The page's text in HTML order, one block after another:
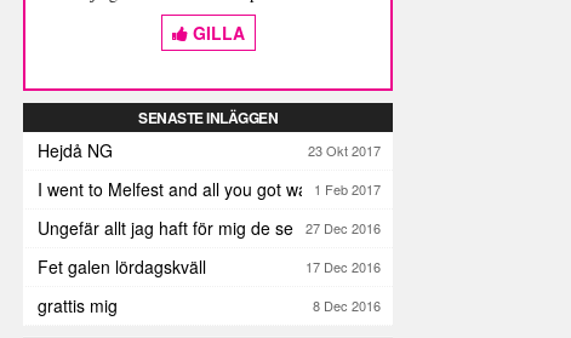
GILLA
SENASTE INLÄGGEN
Hejdå NG 23 Okt 2017
I went to Melfest and all you got was three lousy selfies
1 Feb 2017
Ungefär allt jag haft för mig de senaste dagarna
27 Dec 2016
Fet galen lördagskväll 17 Dec 2016
grattis mig 8 Dec 2016